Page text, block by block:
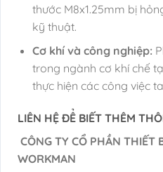
thước M8x1.25mm bị
kỹ thuật.
Cơ khí và công nghiệp:
trong ngành cơ khí chế
thực hiện các công việc
LIÊN HỆ ĐỂ BIẾT THÊM
CÔNG TY CỔ PHẦN THIẾT
WORKMAN